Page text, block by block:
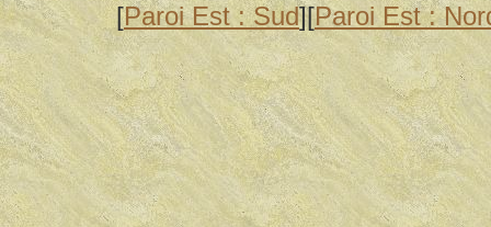
[Paroi Est : Sud][Paroi Est :